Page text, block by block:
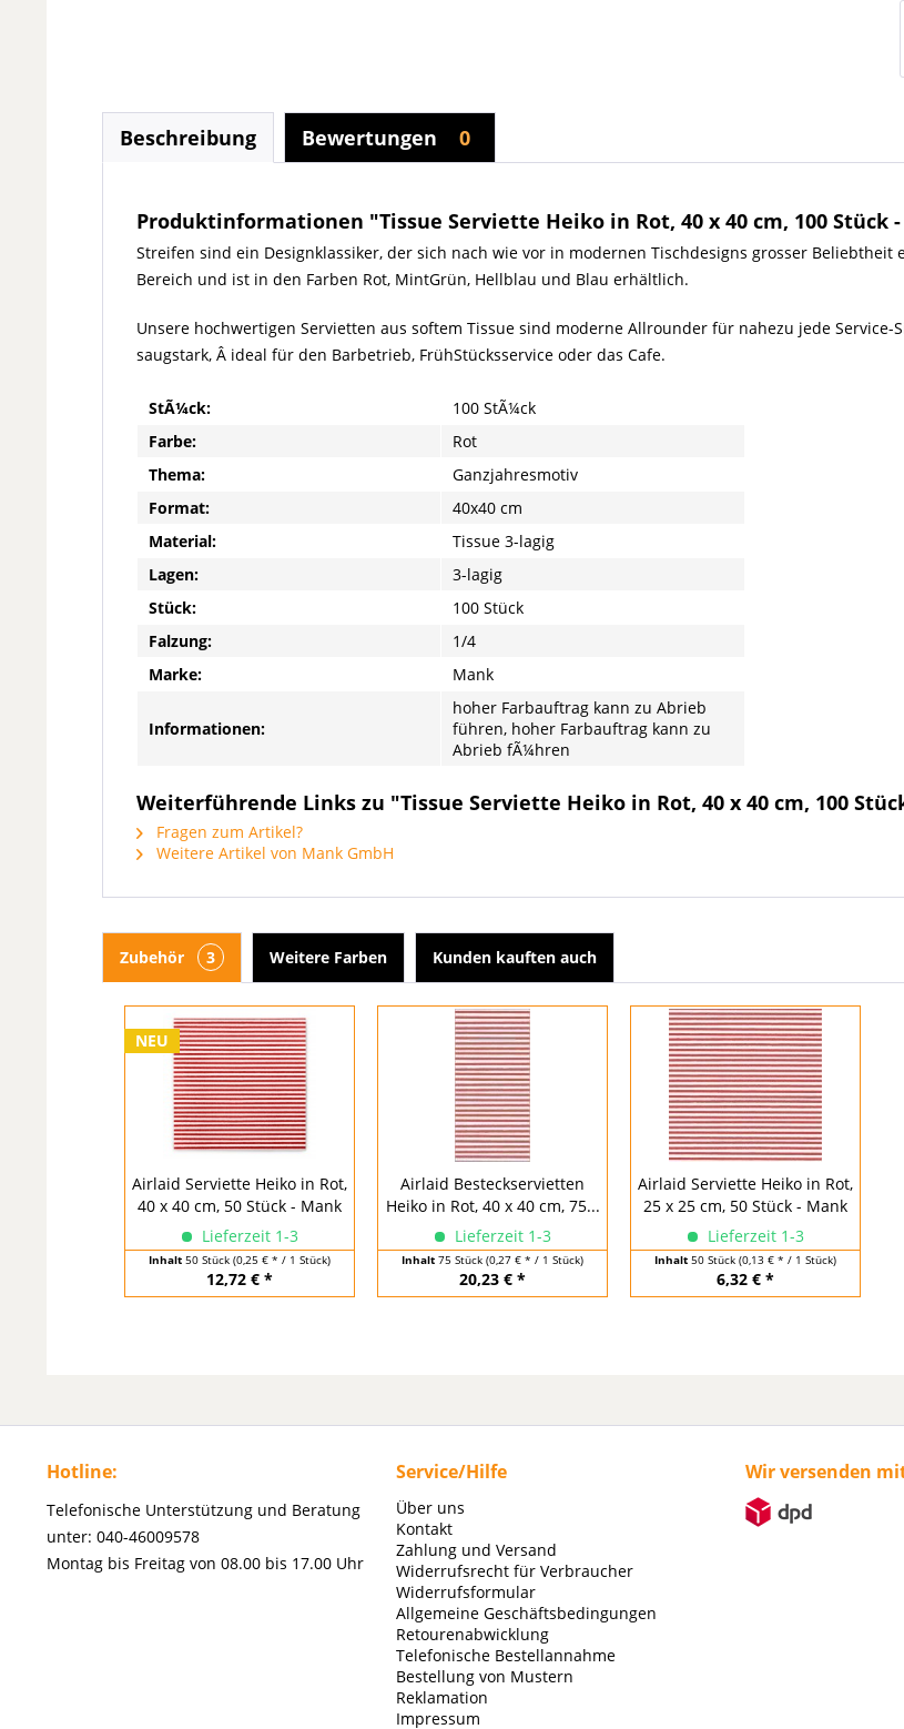
Beschreibung Bewertungen 0
Produktinformationen "Tissue Serviette Heiko in Rot, 40 x 40 cm, 100 Stück
Streifen sind ein Designklassiker, der sich nach wie vor in modernen Tischdesigns grosser Beliebtheit
Bereich und ist in den Farben Rot, MintGrün, Hellblau und Blau erhältlich.
Unsere hochwertigen Servietten aus softem Tissue sind moderne Allrounder für nahezu jede
saugstark, Â ideal für den Barbetrieb, FrühStücksservice oder das Cafe.
StÃ¼ck:
100 StÃ¼ck
Farbe:
Rot
Thema:
Ganzjahresmotiv
Format:
40x40 cm
Material:
Tissue 3-lagig
Lagen:
3-lagig
Stück:
100 Stück
Falzung:
1/4
Marke:
Mank
Informationen:
hoher Farbauftrag kann zu Abrieb
führen, hoher Farbauftrag kann zu
Abrieb fÃ¼hren
Weiterführende Links zu "Tissue Serviette Heiko in Rot, 40 x 40 cm, 100
Fragen zum Artikel?
Weitere Artikel von Mank GmbH
Zubehör 3 Weitere Farben Kunden kauften auch
NEU
Airlaid Serviette Heiko in Rot,
40 x 40 cm, 50 Stück - Mank
Lieferzeit 1-3
Inhalt 50 Stück (0,25 € * / 1 Stück)
12,72 € *
Airlaid Besteckservietten
Heiko in Rot, 40 x 40 cm, 75...
Lieferzeit 1-3
Inhalt 75 Stück (0,27 € * / 1 Stück)
20,23 € *
Airlaid Serviette Heiko in Rot,
25 x 25 cm, 50 Stück - Mank
Lieferzeit 1-3
Inhalt 50 Stück (0,13 € * / 1 Stück)
6,32 € *
Hotline:
Telefonische Unterstützung und Beratung
unter: 040-46009578
Montag bis Freitag von 08.00 bis 17.00 Uhr
Service/Hilfe
Über uns
Kontakt
Zahlung und Versand
Widerrufsrecht für Verbraucher
Widerrufsformular
Allgemeine Geschäftsbedingungen
Retourenabwicklung
Telefonische Bestellannahme
Bestellung von Mustern
Reklamation
Impressum
Wir versenden